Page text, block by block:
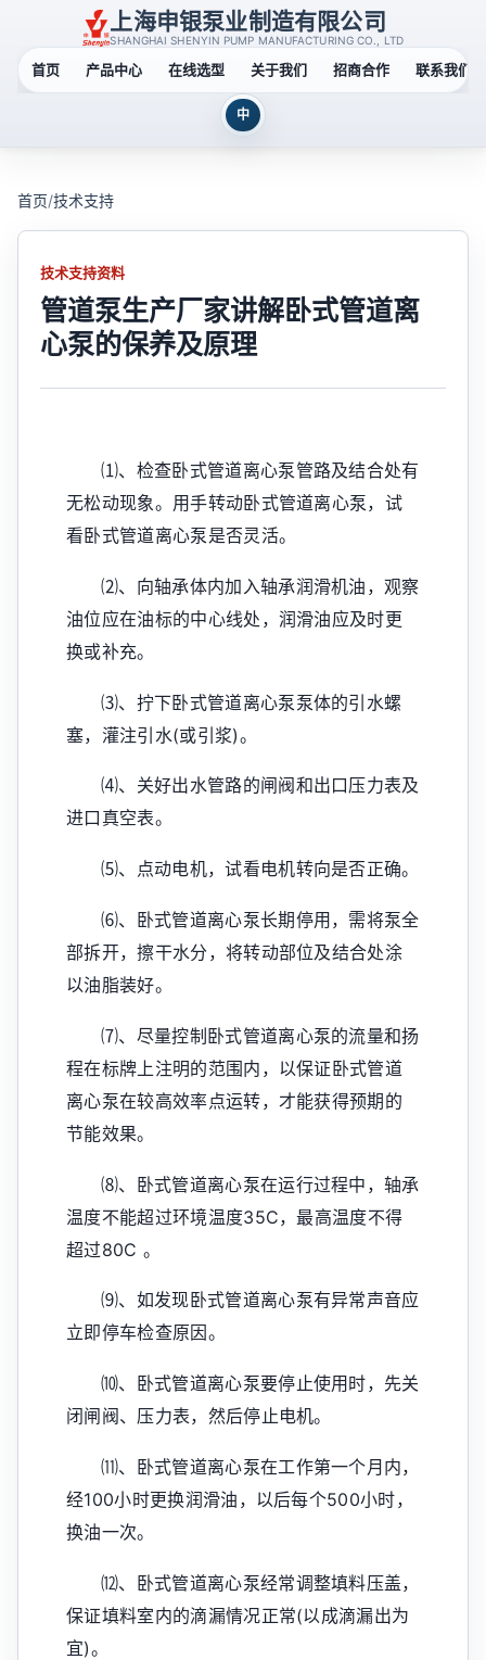
上海申银泵业制造有限公司
SHANGHAI SHENYIN PUMP MANUFACTURING CO., LTD
首页 产品中心 在线选型 关于我们 招商合作 联系我们
中
首页/技术支持
技术支持资料
管道泵生产厂家讲解卧式管道离
心泵的保养及原理
⑴、检查卧式管道离心泵管路及结合处有
无松动现象。用手转动卧式管道离心泵，试
看卧式管道离心泵是否灵活。
⑵、向轴承体内加入轴承润滑机油，观察
油位应在油标的中心线处，润滑油应及时更
换或补充。
⑶、拧下卧式管道离心泵泵体的引水螺
塞，灌注引水(或引浆)。
⑷、关好出水管路的闸阀和出口压力表及
进口真空表。
⑸、点动电机，试看电机转向是否正确。
⑹、卧式管道离心泵长期停用，需将泵全
部拆开，擦干水分，将转动部位及结合处涂
以油脂装好。
⑺、尽量控制卧式管道离心泵的流量和扬
程在标牌上注明的范围内，以保证卧式管道
离心泵在较高效率点运转，才能获得预期的
节能效果。
⑻、卧式管道离心泵在运行过程中，轴承
温度不能超过环境温度35C，最高温度不得
超过80C 。
⑼、如发现卧式管道离心泵有异常声音应
立即停车检查原因。
⑽、卧式管道离心泵要停止使用时，先关
闭闸阀、压力表，然后停止电机。
⑾、卧式管道离心泵在工作第一个月内，
经100小时更换润滑油，以后每个500小时，
换油一次。
⑿、卧式管道离心泵经常调整填料压盖，
保证填料室内的滴漏情况正常(以成滴漏出为
宜)。